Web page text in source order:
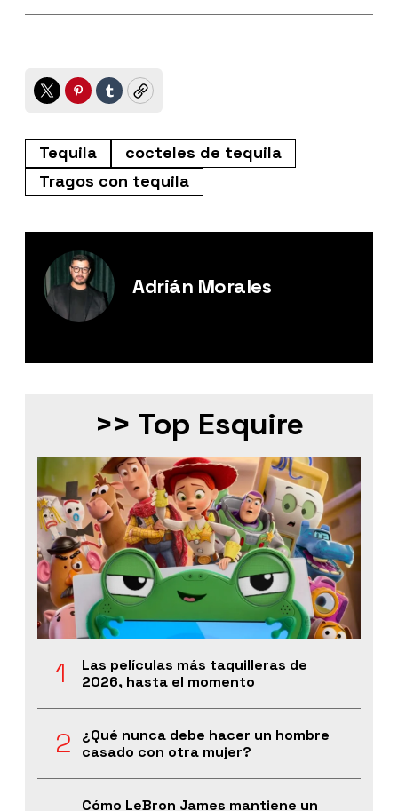
TwitterPinterest
TumblrCopy
Tequila
cocteles de tequila
Tragos con tequila
Adrián Morales
>> Top Esquire
Las películas más taquilleras de
2026, hasta el momento
¿Qué nunca debe hacer un hombre
casado con otra mujer?
Cómo LeBron James mantiene un